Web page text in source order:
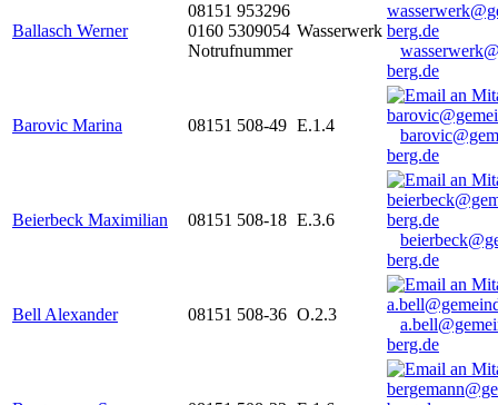
Ballasch Werner
08151 953296
0160 5309054
Notrufnummer
Wasserwerk
berg.de
Barovic Marina 08151 508-49 E.1.4
berg.de
Beierbeck Maximilian 08151 508-18 E.3.6
berg.de
Bell Alexander 08151 508-36 O.2.3
berg.de